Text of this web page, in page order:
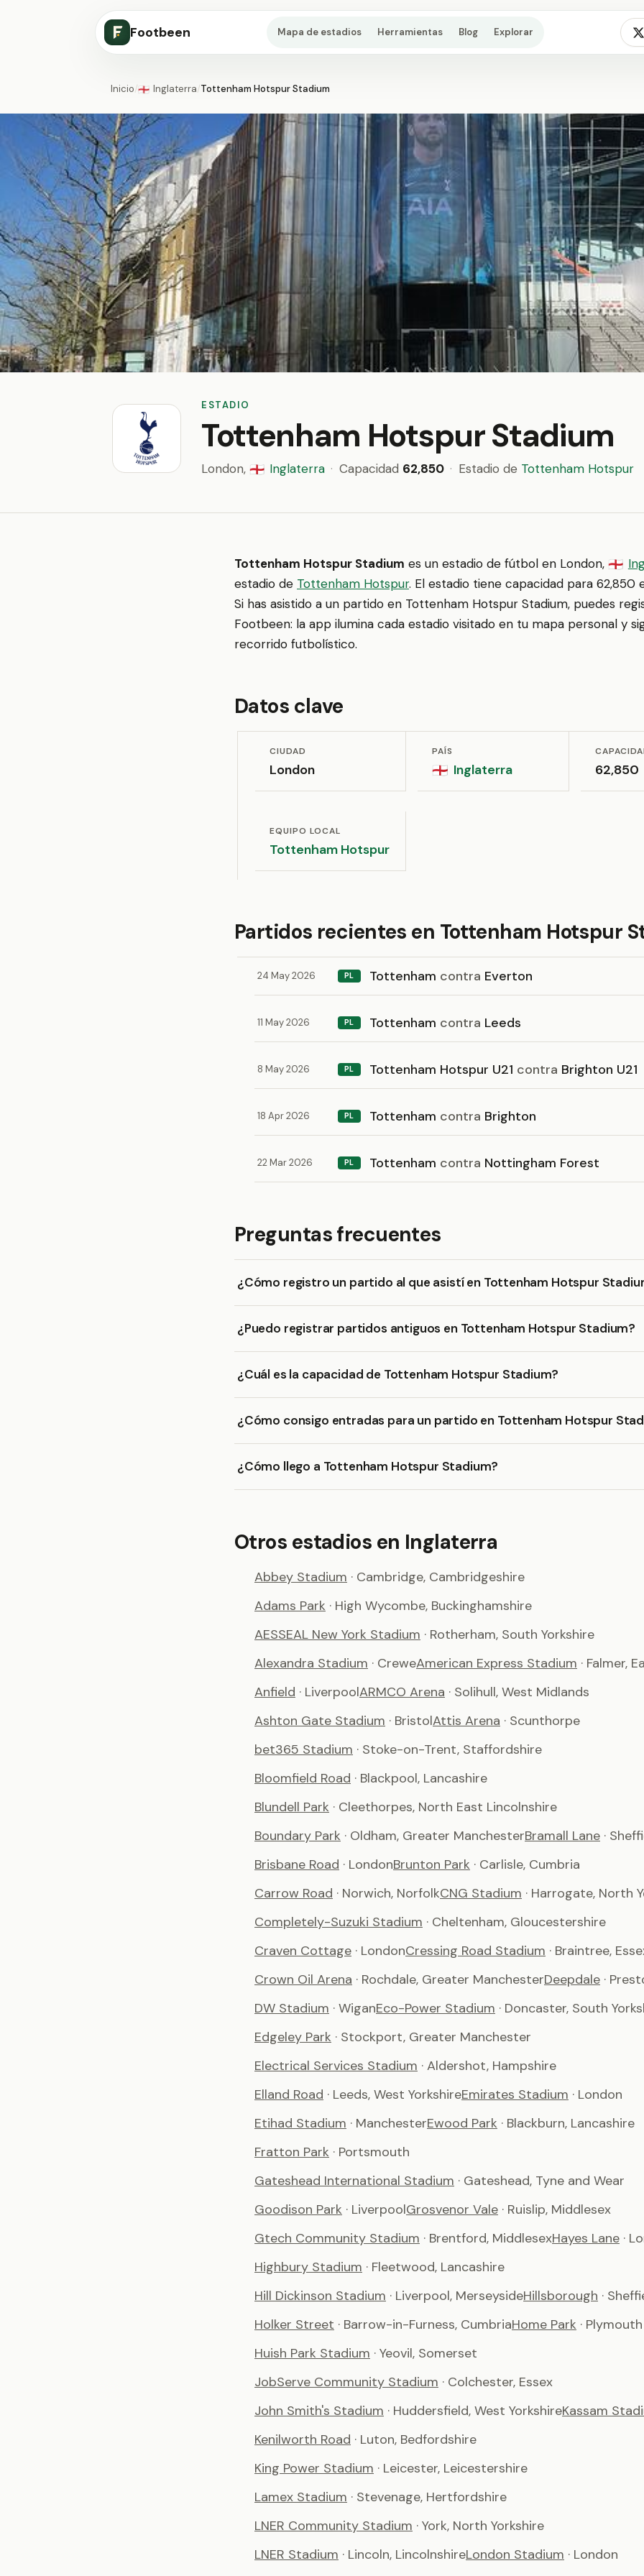
Footbeen Mapa de estadios Herramientas Blog Explorar
Inicio/🏴󠁧󠁢󠁥󠁮󠁧󠁿 Inglaterra/Tottenham Hotspur Stadium
ESTADIO
Tottenham Hotspur Stadium
London, 🏴󠁧󠁢󠁥󠁮󠁧󠁿 Inglaterra · Capacidad 62,850 · Estadio de Tottenham Hotspur
Tottenham Hotspur Stadium es un estadio de fútbol en London, 🏴󠁧󠁢󠁥󠁮󠁧󠁿
estadio de Tottenham Hotspur. El estadio tiene capacidad para 62,850
Si has asistido a un partido en Tottenham Hotspur Stadium, puedes
Footbeen: la app ilumina cada estadio visitado en tu mapa personal y
recorrido futbolístico.
Datos clave
CIUDAD
London
PAÍS
🏴󠁧󠁢󠁥󠁮󠁧󠁿 Inglaterra 62,850
EQUIPO LOCAL
Tottenham Hotspur
Partidos recientes en Tottenham Hotspur
24 May 2026 PL Tottenham contra Everton
11 May 2026 PL Tottenham contra Leeds
8 May 2026 PL Tottenham Hotspur U21 contra Brighton U21
18 Apr 2026 PL Tottenham contra Brighton
22 Mar 2026 PL Tottenham contra Nottingham Forest
Preguntas frecuentes
¿Cómo registro un partido al que asistí en Tottenham Hotspur
¿Puedo registrar partidos antiguos en Tottenham Hotspur Stadium?
¿Cuál es la capacidad de Tottenham Hotspur Stadium?
¿Cómo consigo entradas para un partido en Tottenham Hotspur
¿Cómo llego a Tottenham Hotspur Stadium?
Otros estadios en Inglaterra
Abbey Stadium · Cambridge, Cambridgeshire
Adams Park · High Wycombe, Buckinghamshire
AESSEAL New York Stadium · Rotherham, South Yorkshire
Alexandra Stadium · CreweAmerican Express Stadium · Falmer,
Anfield · LiverpoolARMCO Arena · Solihull, West Midlands
Ashton Gate Stadium · BristolAttis Arena · Scunthorpe
bet365 Stadium · Stoke-on-Trent, Staffordshire
Bloomfield Road · Blackpool, Lancashire
Blundell Park · Cleethorpes, North East Lincolnshire
Boundary Park · Oldham, Greater ManchesterBramall Lane ·
Brisbane Road · LondonBrunton Park · Carlisle, Cumbria
Carrow Road · Norwich, NorfolkCNG Stadium · Harrogate, North
Completely-Suzuki Stadium · Cheltenham, Gloucestershire
Craven Cottage · LondonCressing Road Stadium · Braintree,
Crown Oil Arena · Rochdale, Greater ManchesterDeepdale ·
DW Stadium · WiganEco-Power Stadium · Doncaster, South
Edgeley Park · Stockport, Greater Manchester
Electrical Services Stadium · Aldershot, Hampshire
Elland Road · Leeds, West YorkshireEmirates Stadium · London
Etihad Stadium · ManchesterEwood Park · Blackburn, Lancashire
Fratton Park · Portsmouth
Gateshead International Stadium · Gateshead, Tyne and Wear
Goodison Park · LiverpoolGrosvenor Vale · Ruislip, Middlesex
Gtech Community Stadium · Brentford, MiddlesexHayes Lane ·
Highbury Stadium · Fleetwood, Lancashire
Hill Dickinson Stadium · Liverpool, MerseysideHillsborough ·
Holker Street · Barrow-in-Furness, CumbriaHome Park · Plymouth
Huish Park Stadium · Yeovil, Somerset
JobServe Community Stadium · Colchester, Essex
John Smith's Stadium · Huddersfield, West YorkshireKassam
Kenilworth Road · Luton, Bedfordshire
King Power Stadium · Leicester, Leicestershire
Lamex Stadium · Stevenage, Hertfordshire
LNER Community Stadium · York, North Yorkshire
LNER Stadium · Lincoln, LincolnshireLondon Stadium · London